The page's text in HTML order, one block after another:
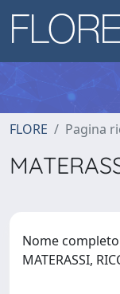
FLORE Pagina
Nome completo
MATERASSI,